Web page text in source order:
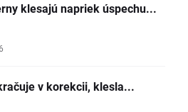
klesajú napriek úspechu...
v korekcii, klesla...